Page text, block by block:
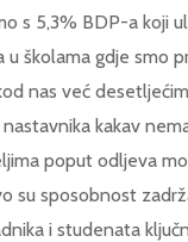
s 5,3% BDP-a koji
školama gdje smo
nas već
kakav
poput odljeva
su sposobnost
i studenata